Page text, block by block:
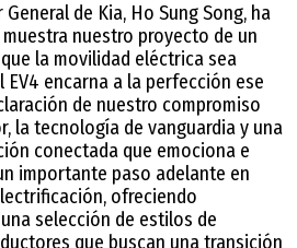
de Kia, Ho Sung Song, ha
muestra nuestro proyecto de un
la movilidad eléctrica sea
EV4 encarna a la perfección ese
de nuestro compromiso
la tecnología de vanguardia y una
conectada que emociona e
importante paso adelante en
ofreciendo
selección de estilos de
que buscan una transición